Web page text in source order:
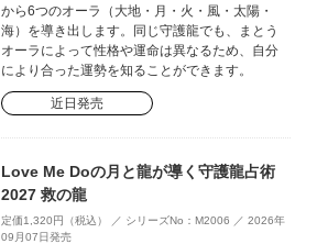
から6つのオーラ（大地・月・火・風・太陽・
海）を導き出します。同じ守護龍でも、まとう
オーラによって性格や運命は異なるため、自分
により合った運勢を知ることができます。
近日発売
Love Me Doの月と龍が導く守護龍占術
2027 救の龍
定価1,320円（税込） ／ シリーズNo：M2006 ／ 2026年
09月07日発売